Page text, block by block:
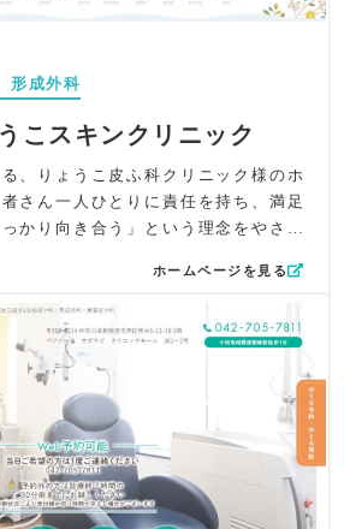
形成外科
こスキンクリニック
、りょうこ皮ふ科クリニック様のホ
さん一人ひとりに責任を持ち、満足
かり向き合う」という理念をやさし
メディカルエステ・アートメイクま
スキンクリニックとしての魅力を最
こだわりました。悩みを気軽に相談
て通える美容と皮膚の専門クリニッ
デザイン全体に溶け込ませています。
に使用されている淡い色彩を基調と
あるトーンで統一。トップのメイン
ドに草花のイラストを添え、華やかさ
容ブティックのような世界観を演出
い繊細さを感じられる配色とレイアウ
ホームページを見る